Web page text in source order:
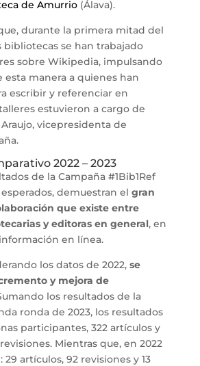
de Amurrio(Álava).
durante la primera mitad del
bibliotecas se han trabajado
sobre Wikipedia, impulsando
esta manera a quienes han
escribir y referenciar en
estuvieron a cargo de
vicepresidenta de
2022 – 2023
de la Campaña #1Bib1Ref
demuestran el gran
que existe entre
y editoras en general, en
en línea.
los datos de 2022, se
y mejora de
los resultados de la
ronda de 2023, los resultados
participantes, 322 artículos y
Mientras que, en 2022
29 artículos, 92 revisiones y 13